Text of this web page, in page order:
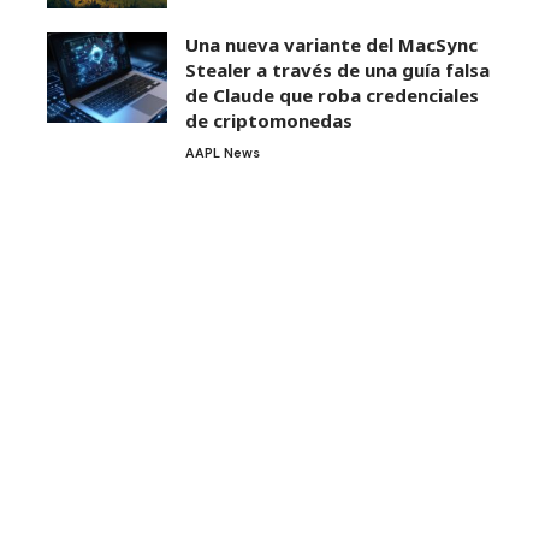
Una nueva variante del MacSync
Stealer a través de una guía falsa
de Claude que roba credenciales
de criptomonedas
AAPL News